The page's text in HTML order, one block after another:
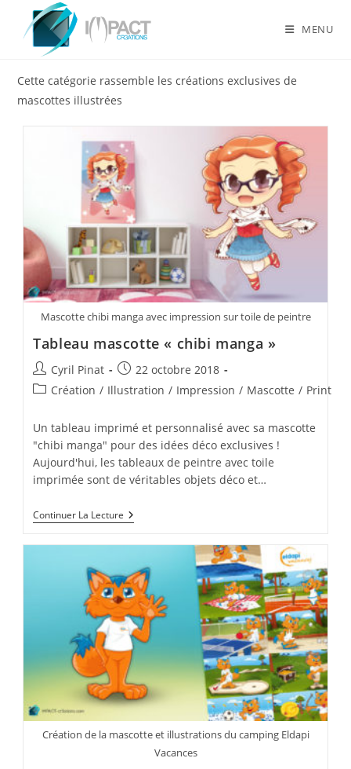
content
MENU
Cette catégorie rassemble les créations exclusives de
mascottes illustrées
Mascotte chibi manga avec impression sur toile de peintre
Tableau mascotte « chibi manga »
Auteur/autrice
de
Cyril Pinat
Publication
publiée :
22 octobre 2018
PostCréation / Illustration / Impression / Mascotte / Print
Un tableau imprimé et personnalisé avec sa mascotte
"chibi manga" pour des idées déco exclusives !
Aujourd'hui, les tableaux de peintre avec toile
imprimée sont de véritables objets déco et…
Continuer La Lecture Tableau
Mascotte
Création de la mascotte et illustrations du camping Eldapi
Vacances